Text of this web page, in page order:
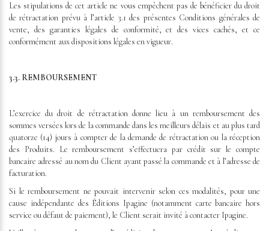
Les stipulations de cet article ne vous empêchent pas de bénéficier du droit
de rétractation prévu à l’article 3.1 des présentes Conditions générales de
vente, des garanties légales de conformité, et des vices cachés, et ce
conformément aux dispositions légales en vigueur.
3.3. REMBOURSEMENT
L’exercice du droit de rétractation donne lieu à un remboursement des
sommes versées lors de la commande dans les meilleurs délais et au plus tard
quatorze (14) jours à compter de la demande de rétractation ou la réception
des Produits. Le remboursement s’effectuera par crédit sur le compte
bancaire adressé au nom du Client ayant passé la commande et à l’adresse de
facturation.
Si le remboursement ne pouvait intervenir selon ces modalités, pour une
cause indépendante des Éditions Ipagine (notamment carte bancaire hors
service ou défaut de paiement), le Client serait invité à contacter Ipagine.